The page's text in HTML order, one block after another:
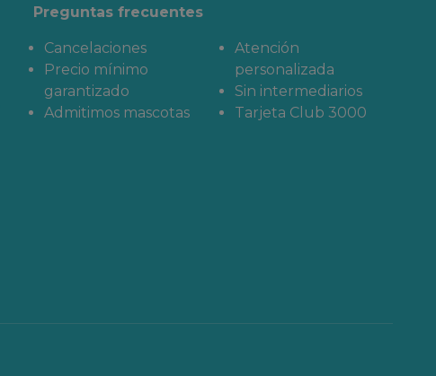
Preguntas frecuentes
Cancelaciones
Precio mínimo
garantizado
Admitimos mascotas
Atención
personalizada
Sin intermediarios
Tarjeta Club 3000